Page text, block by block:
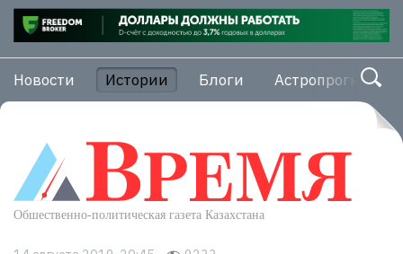
Новости Истории Блоги Астропрогноз